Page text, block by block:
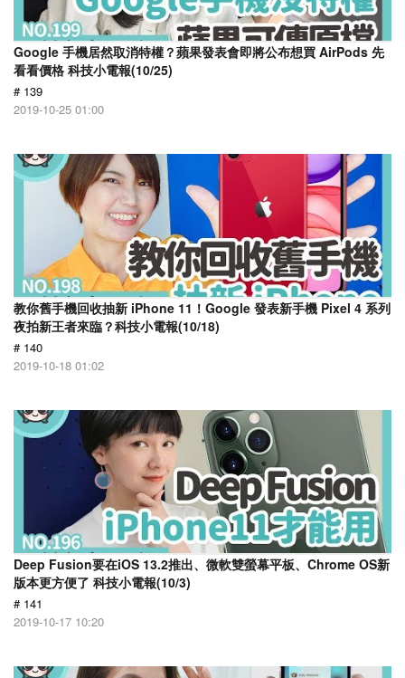
Google 手機居然取消特權？蘋果發表會即將公布想買 AirPods 先
看看價格 科技小電報(10/25)
# 139
2019-10-25 01:00
教你舊手機回收抽新 iPhone 11！Google 發表新手機 Pixel 4 系列
夜拍新王者來臨？科技小電報(10/18)
# 140
2019-10-18 01:02
Deep Fusion要在iOS 13.2推出、微軟雙螢幕平板、Chrome OS新
版本更方便了 科技小電報(10/3)
# 141
2019-10-17 10:20